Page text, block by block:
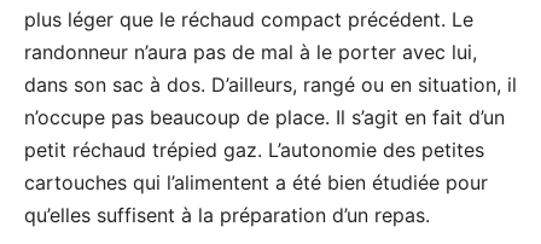
plus léger que le réchaud compact précédent. Le
randonneur n’aura pas de mal à le porter avec lui,
dans son sac à dos. D’ailleurs, rangé ou en situation, il
n’occupe pas beaucoup de place. Il s’agit en fait d’un
petit réchaud trépied gaz. L’autonomie des petites
cartouches qui l’alimentent a été bien étudiée pour
qu’elles suffisent à la préparation d’un repas.